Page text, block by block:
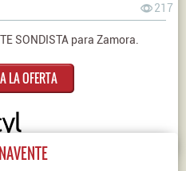
217
SONDISTA para Zamora.
LA OFERTA